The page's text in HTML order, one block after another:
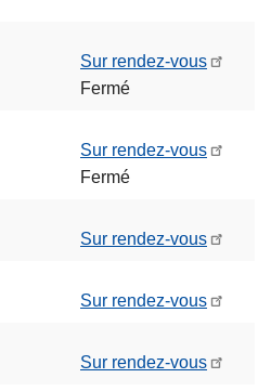
Sur rendez-vous
Fermé
Sur rendez-vous
Fermé
Sur rendez-vous
Sur rendez-vous
Sur rendez-vous